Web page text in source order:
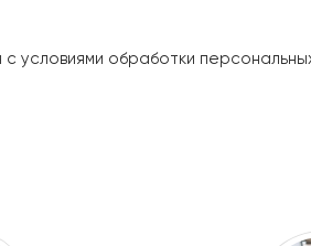
с условиями обработки